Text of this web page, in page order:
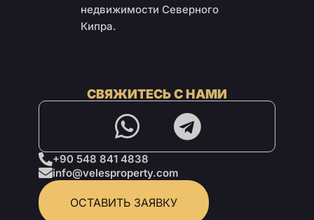
недвижимости Северного
Кипра.
СВЯЖИТЕСЬ С НАМИ
+90 548 841 4838
info@velesproperty.com
ОСТАВИТЬ ЗАЯВКУ